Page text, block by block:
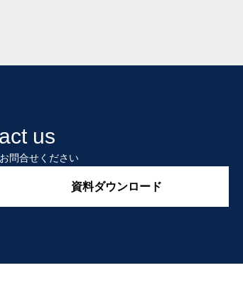
us
問合せください
資料ダウンロード